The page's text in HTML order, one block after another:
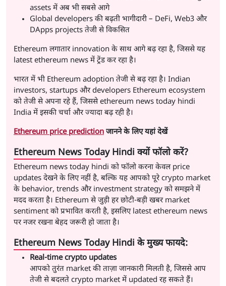
assets में अब भी सबसे आगे
Global developers की बढ़ती भागीदारी – DeFi, Web3 और
DApps projects तेजी से विकसित
Ethereum लगातार innovation के साथ आगे बढ़ रहा है, जिससे यह
latest ethereum news में ट्रेंड कर रहा है।
भारत में भी Ethereum adoption तेजी से बढ़ रहा है। Indian
investors, startups और developers Ethereum ecosystem
को तेजी से अपना रहे हैं, जिससे ethereum news today hindi
India में इसकी चर्चा और ज्यादा बढ़ रही है।
Ethereum price prediction जानने के लिए यहां देखें
Ethereum News Today Hindi क्यों फॉलो करें?
Ethereum news today hindi को फॉलो करना केवल price
updates देखने के लिए नहीं है, बल्कि यह आपको पूरे crypto market
के behavior, trends और investment strategy को समझने में
मदद करता है। Ethereum से जुड़ी हर छोटी-बड़ी खबर market
sentiment को प्रभावित करती है, इसलिए latest ethereum news
पर नजर रखना बेहद जरूरी हो जाता है।
Ethereum News Today Hindi के मुख्य फायदे:
Real-time crypto updates
आपको तुरंत market की ताज़ा जानकारी मिलती है, जिससे आप
तेजी से बदलते crypto market में updated रह सकते हैं।